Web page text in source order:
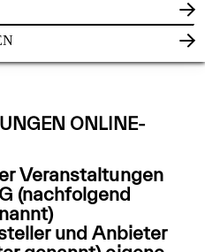
ONLINE-
Veranstaltungen
(nachfolgend
und Anbieter